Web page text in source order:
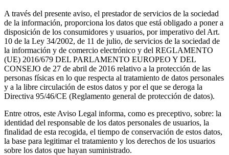
A través del presente aviso, el prestador de servicios de la sociedad
de la información, proporciona los datos que está obligado a poner a
disposición de los consumidores y usuarios, por imperativo del Art.
10 de la Ley 34/2002, de 11 de julio, de servicios de la sociedad de
la información y de comercio electrónico y del REGLAMENTO
(UE) 2016/679 DEL PARLAMENTO EUROPEO Y DEL
CONSEJO de 27 de abril de 2016 relativo a la protección de las
personas físicas en lo que respecta al tratamiento de datos personales
y a la libre circulación de estos datos y por el que se deroga la
Directiva 95/46/CE (Reglamento general de protección de datos).
Entre otros, este Aviso Legal informa, como es preceptivo, sobre: la
identidad del responsable de los datos personales de usuarios, la
finalidad de esta recogida, el tiempo de conservación de estos datos,
la base para legitimar el tratamiento y los derechos de los usuarios
sobre los datos que hayan suministrado.